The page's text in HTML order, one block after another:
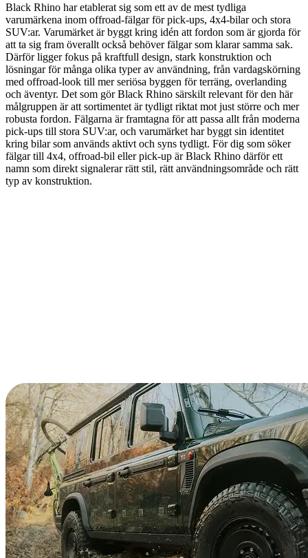
Black Rhino har etablerat sig som ett av de mest tydliga
varumärkena inom offroad-fälgar för pick-ups, 4x4-bilar och stora
SUV:ar. Varumärket är byggt kring idén att fordon som är gjorda för
att ta sig fram överallt också behöver fälgar som klarar samma sak.
Därför ligger fokus på kraftfull design, stark konstruktion och
lösningar för många olika typer av användning, från vardagskörning
med offroad-look till mer seriösa byggen för terräng, overlanding
och äventyr. Det som gör Black Rhino särskilt relevant för den här
målgruppen är att sortimentet är tydligt riktat mot just större och mer
robusta fordon. Fälgarna är framtagna för att passa allt från moderna
pick-ups till stora SUV:ar, och varumärket har byggt sin identitet
kring bilar som används aktivt och syns tydligt. För dig som söker
fälgar till 4x4, offroad-bil eller pick-up är Black Rhino därför ett
namn som direkt signalerar rätt stil, rätt användningsområde och rätt
typ av konstruktion.